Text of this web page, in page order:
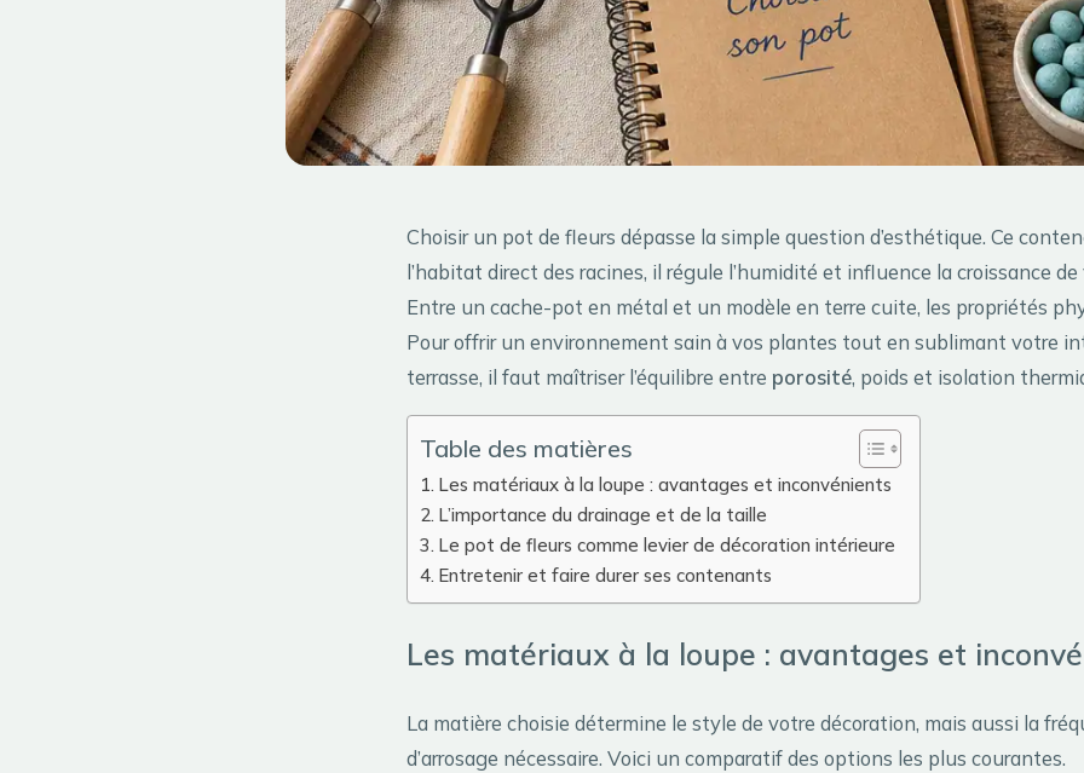
Choisir un pot de fleurs dépasse la simple question d’esthétique. Ce
l’habitat direct des racines, il régule l’humidité et influence la croissance
Entre un cache-pot en métal et un modèle en terre cuite, les propriétés
Pour offrir un environnement sain à vos plantes tout en sublimant votre
terrasse, il faut maîtriser l’équilibre entre porosité, poids et isolation
Table des matières
Les matériaux à la loupe : avantages et inconvénients
L’importance du drainage et de la taille
Le pot de fleurs comme levier de décoration intérieure
Entretenir et faire durer ses contenants
Les matériaux à la loupe : avantages et
La matière choisie détermine le style de votre décoration, mais aussi la
d’arrosage nécessaire. Voici un comparatif des options les plus courantes.